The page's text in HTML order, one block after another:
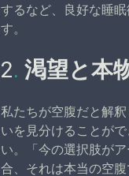
するなど、良好な睡
す。
2. 渇望と本
私たちが空腹だと解
いを見分けることが
い。「今の選択肢が
合、それは本当の空